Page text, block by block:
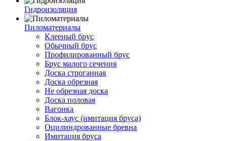
Гидроизоляция
Пиломатериалы
Клееный брус
Обычный брус
Профилированный брус
Брус малого сечения
Доска строганная
Доска обрезная
Не обрезная доска
Доска половая
Вагонка
Блок-хаус (имитация бруса)
Оцилиндрованные бревна
Имитация бруса